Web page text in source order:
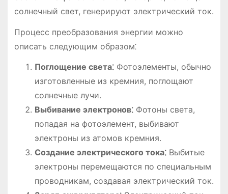
солнечный свет, генерируют электрический ток.
Процесс преобразования энергии можно
описать следующим образом⁚
Поглощение света⁚Фотоэлементы, обычно
изготовленные из кремния, поглощают
солнечные лучи.
Выбивание электронов⁚Фотоны света,
попадая на фотоэлемент, выбивают
электроны из атомов кремния.
Создание электрического тока⁚Выбитые
электроны перемещаются по специальным
проводникам, создавая электрический ток.